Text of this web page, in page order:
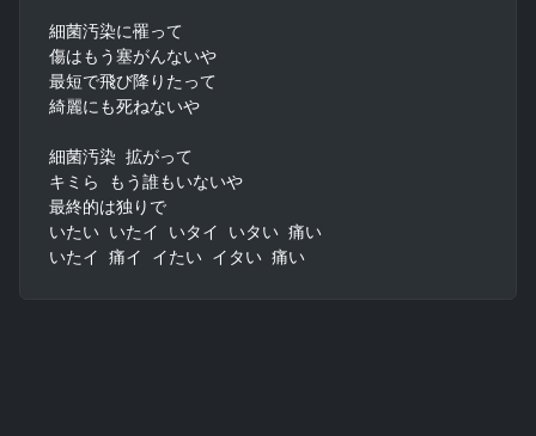
細菌汚染に罹って
傷はもう塞がんないや
最短で飛び降りたって
綺麗にも死ねないや
細菌汚染 拡がって
キミら もう誰もいないや
最終的は独りで
いたい いたイ いタイ いタい 痛い
いたイ 痛イ イたい イタい 痛い